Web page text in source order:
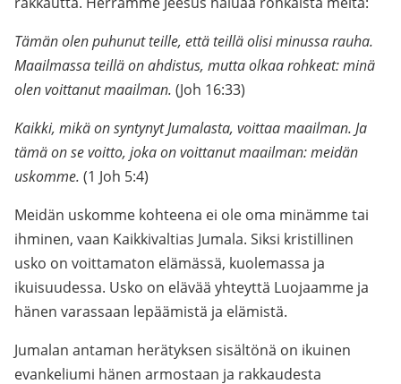
Tämän olen puhunut teille, että teillä olisi minussa rauha.
Maailmassa teillä on ahdistus, mutta olkaa rohkeat: minä
olen voittanut maailman. (Joh 16:33)
Kaikki, mikä on syntynyt Jumalasta, voittaa maailman. Ja
tämä on se voitto, joka on voittanut maailman: meidän
uskomme. (1 Joh 5:4)
Meidän uskomme kohteena ei ole oma minämme tai
ihminen, vaan Kaikkivaltias Jumala. Siksi kristillinen
usko on voittamaton elämässä, kuolemassa ja
ikuisuudessa. Usko on elävää yhteyttä Luojaamme ja
hänen varassaan lepäämistä ja elämistä.
Jumalan antaman herätyksen sisältönä on ikuinen
evankeliumi hänen armostaan ja rakkaudesta